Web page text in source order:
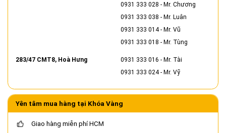
0931 333 028 - Mr. Chương
0931 333 038 - Mr. Luân
0931 333 014- Mr. Vũ
0931 333 018 - Mr. Tùng
283/47 CMT8, Hoà Hưng 0931 333 016 - Mr. Tài
0931 333 024- Mr. Vỹ
Yên tâm mua hàng tại Khóa Vàng
Giao hàng miễn phí HCM